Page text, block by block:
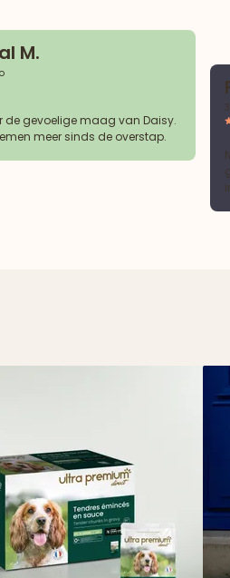
M.
de gevoelige maag van Daisy.
meer sinds de overstap.